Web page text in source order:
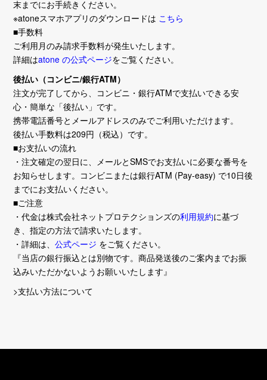
末までにお手続きください。
※atoneスマホアプリのダウンロードは こちら
■手数料
ご利用月のみ請求手数料が発生いたします。
詳細はatone の公式ページをご覧ください。
後払い（コンビニ/銀行ATM）
注文が完了してから、コンビニ・銀行ATMで支払いできる安
心・簡単な「後払い」です。
携帯電話番号とメールアドレスのみでご利用いただけます。
後払い手数料は209円（税込）です。
■お支払いの流れ
・注文確定の翌日に、メールとSMSでお支払いに必要な番号を
お知らせします。コンビニまたは銀行ATM (Pay-easy) で10日後
までにお支払いください。
■ご注意
・代金は株式会社ネットプロテクションズの利用規約に基づ
き、指定の方法で請求いたします。
・詳細は、公式ページ をご覧ください。
『当店の銀行振込とは別物です。商品発送後のご案内までお振
込みいただかないようお願いいたします』
>支払い方法について